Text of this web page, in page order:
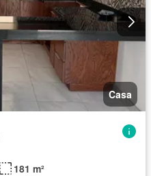
Casa
181 m²